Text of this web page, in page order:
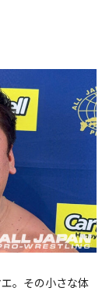
。その小さな体